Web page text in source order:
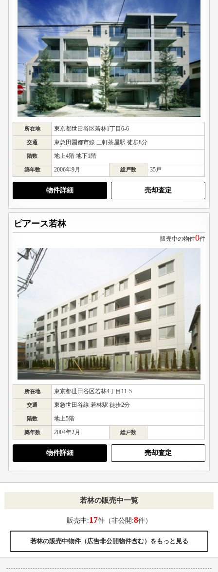
所在地 東京都世田谷区若林1丁目6-6
交通 東急田園都市線 三軒茶屋駅 徒歩8分
階数 地上4階 地下1階
築年数 2006年9月 総戸数 35戸
物件詳細 売却査定
ピアース若林
販売中の物件0件
所在地 東京都世田谷区若林4丁目11-5
交通 東急世田谷線 若林駅 徒歩2分
階数 地上5階
築年数 2004年2月 総戸数
物件詳細 売却査定
若林の販売中一覧
販売中:17件（非公開:8件）
若林の販売中物件（広告非公開物件含む）をもっと見る